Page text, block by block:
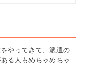
やってきて、派遣の
る人もめちゃめちゃ